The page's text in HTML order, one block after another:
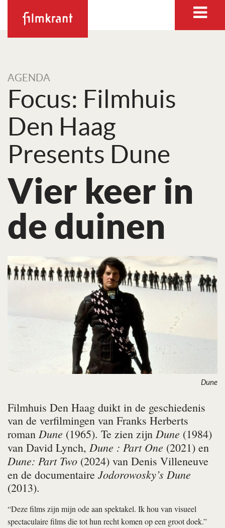
AGENDA
Focus: Filmhuis
Den Haag
Presents Dune
Vier keer in
de duinen
Dune
Filmhuis Den Haag duikt in de geschiedenis
van de verfilmingen van Franks Herberts
roman Dune (1965). Te zien zijn Dune (1984)
van David Lynch, Dune : Part One (2021) en
Dune: Part Two (2024) van Denis Villeneuve
en de documentaire Jodorowosky’s Dune
(2013).
“Deze films zijn mijn ode aan spektakel. Ik hou van visueel
spectaculaire films die tot hun recht komen op een groot doek.”